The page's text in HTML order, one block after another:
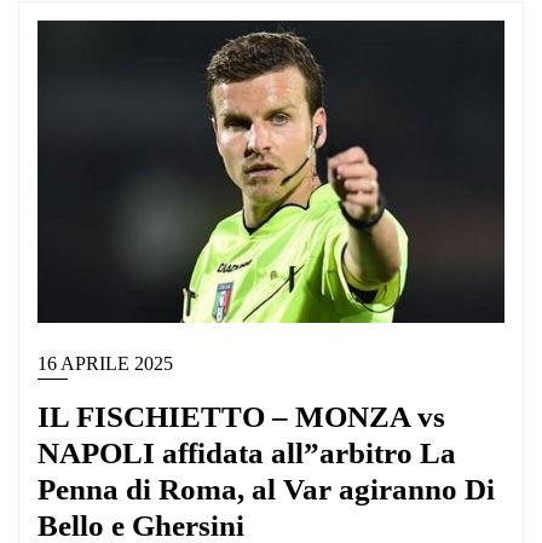
16 APRILE 2025
IL FISCHIETTO – MONZA vs
NAPOLI affidata all”arbitro La
Penna di Roma, al Var agiranno Di
Bello e Ghersini